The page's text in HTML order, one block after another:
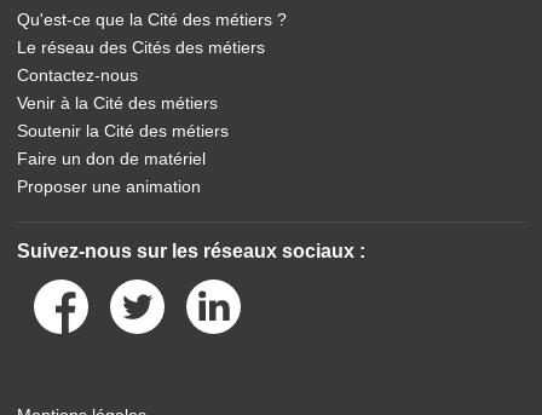
Qu'est-ce que la Cité des métiers ?
Le réseau des Cités des métiers
Contactez-nous
Venir à la Cité des métiers
Soutenir la Cité des métiers
Faire un don de matériel
Proposer une animation
Suivez-nous sur les réseaux sociaux :